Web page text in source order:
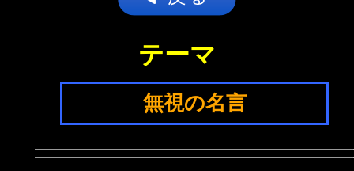
テーマ
無視の名言